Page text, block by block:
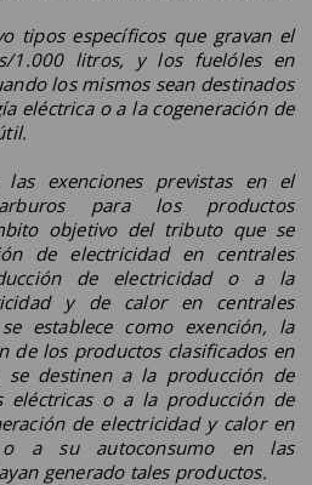
tipos específicos que gravan el
1.000 litros, y los fuelóles en
los mismos sean destinados
eléctrica o a la cogeneración de
exenciones previstas en el
para los productos
objetivo del tributo que se
de electricidad en centrales
de electricidad o a la
y de calor en centrales
establece como exención, la
de los productos clasificados en
destinen a la producción de
eléctricas o a la producción de
de electricidad y calor en
o a su autoconsumo en las
generado tales productos.